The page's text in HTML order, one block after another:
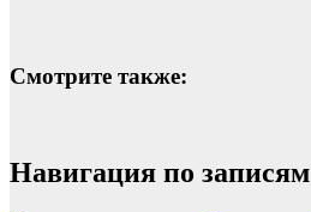
Смотрите также:
Навигация по записям